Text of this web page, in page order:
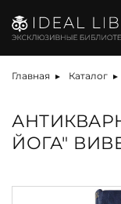
Главная Каталог
ЙОГА"